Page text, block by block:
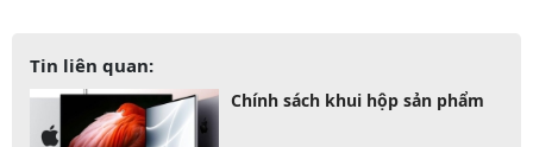
Tin liên quan:
Chính sách khui hộp sản phẩm